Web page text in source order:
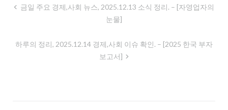
글
비
금일 주요 경제,사회 뉴스, 2025.12.13 소식 정리. – [자영업자의
눈물]
하루의 정리, 2025.12.14 경제,사회 이슈 확인. – [2025 한국 부자
보고서]